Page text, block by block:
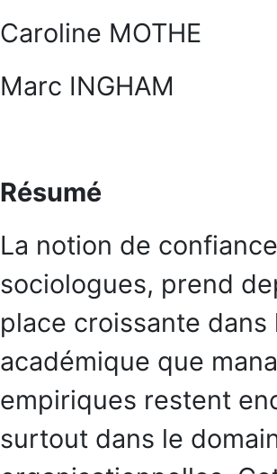
Caroline MOTHE
Marc INGHAM
Résumé
La notion de
sociologues, prend
place croissante
académique que
empiriques restent
surtout dans le